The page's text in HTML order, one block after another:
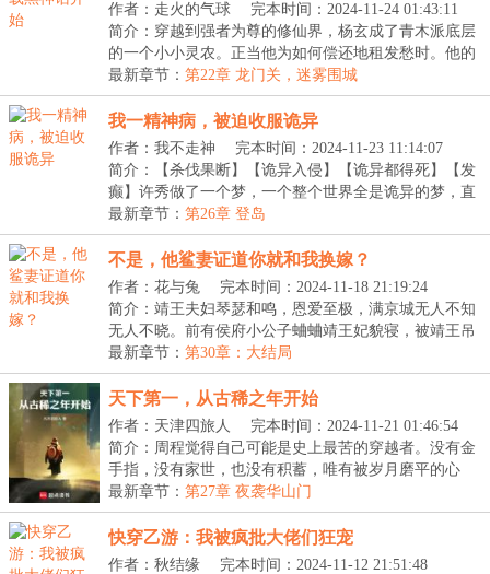
作者：走火的气球
完本时间：2024-11-24 01:43:11
简介：穿越到强者为尊的修仙界，杨玄成了青木派底层
的一个小小灵农。正当他为如何偿还地租发愁时。他的
脑...
最新章节： 第22章 龙门关，迷雾围城
我一精神病，被迫收服诡异
作者：我不走神
完本时间：2024-11-23 11:14:07
简介：【杀伐果断】【诡异入侵】【诡异都得死】【发
癫】许秀做了一个梦，一个整个世界全是诡异的梦，直
到...
最新章节： 第26章 登岛
不是，他鲨妻证道你就和我换嫁？
作者：花与兔
完本时间：2024-11-18 21:19:24
简介：靖王夫妇琴瑟和鸣，恩爱至极，满京城无人不知
无人不晓。前有侯府小公子蛐蛐靖王妃貌寝，被靖王吊
树...
最新章节： 第30章：大结局
天下第一，从古稀之年开始
作者：天津四旅人
完本时间：2024-11-21 01:46:54
简介：周程觉得自己可能是史上最苦的穿越者。没有金
手指，没有家世，也没有积蓄，唯有被岁月磨平的心
态，...
最新章节： 第27章 夜袭华山门
快穿乙游：我被疯批大佬们狂宠
作者：秋结缘
完本时间：2024-11-12 21:51:48